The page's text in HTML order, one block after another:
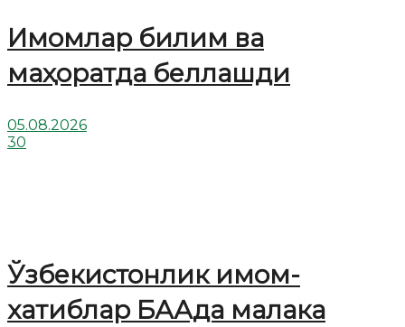
Имомлар билим ва
маҳоратда беллашди
05.08.2026
30
Ўзбекистонлик имом-
хатиблар БААда малака